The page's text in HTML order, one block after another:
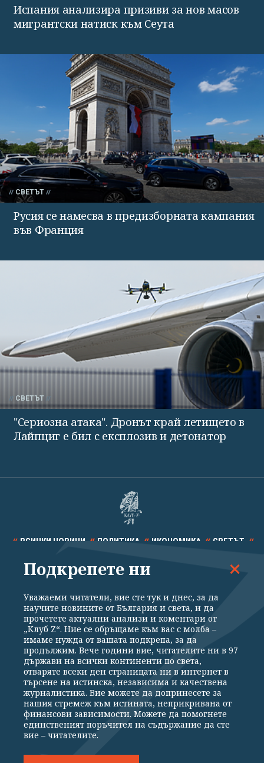
Испания анализира призиви за нов масов
мигрантски натиск към Сеута
СВЕТЪТ
Русия се намесва в предизборната кампания
във Франция
СВЕТЪТ
"Сериозна атака". Дронът край летището в
Лайпциг е бил с експлозив и детонатор
ВСИЧКИ НОВИНИ ПОЛИТИКА ИКОНОМИКА СВЕТЪТ
СПОРТ КУЛТУРА ТЕХНОЛОГИИ КАЛЕЙДОСКОП
Общи условия
Политика за поверителност
Реклама
Партньори Контакти
За Клуб Z
Екип
Подкрепете ни
Издател на www.clubz.bg е „Клуб Зебра Медия“ ЕООД, София, ул. "Алеко
Константинов" 3. Всички права запазени 2026 „Клуб Зебра Медия“
Препечатването на материали, снимки и видео от www.clubz.bg без
Подкрепете ни
Уважаеми читатели, вие сте тук и днес, за да
научите новините от България и света, и да
прочетете актуални анализи и коментари от
„Клуб Z“. Ние се обръщаме към вас с молба –
имаме нужда от вашата подкрепа, за да
продължим. Вече години вие, читателите ни в 97
държави на всички континенти по света,
отваряте всеки ден страницата ни в интернет в
търсене на истинска, независима и качествена
журналистика. Вие можете да допринесете за
нашия стремеж към истината, неприкривана от
финансови зависимости. Можете да помогнете
единственият поръчител на съдържание да сте
вие – читателите.